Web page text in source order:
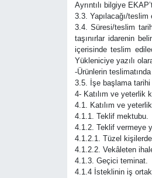
Ayrıntılı bilgiye
3.3. Yapılacağı/
3.4. Süresi/teslim
taşınırlar idarenin
içerisinde teslim
Yükleniciye yazılı
-Ürünlerin
3.5. İşe başlama
4- Katılım ve yeterlik
4.1. Katılım ve
4.1.1. Teklif mektubu.
4.1.2. Teklif vermeye
4.1.2.1. Tüzel
4.1.2.2. Vekâleten
4.1.3. Geçici teminat.
4.1.4 İsteklinin iş